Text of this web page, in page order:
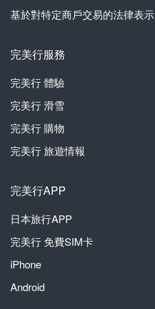
基於對特定商戶交易的法律表示
完美行服務
完美行體驗
完美行滑雪
完美行購物
完美行旅遊情報
完美行APP
日本旅行APP
完美行免費SIM卡
iPhone
Android